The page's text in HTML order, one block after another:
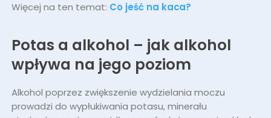
Więcej na ten temat: Co jeść na kaca?
Potas a alkohol – jak alkohol
wpływa na jego poziom
Alkohol poprzez zwiększenie wydzielania moczu
prowadzi do wypłukiwania potasu, minerału